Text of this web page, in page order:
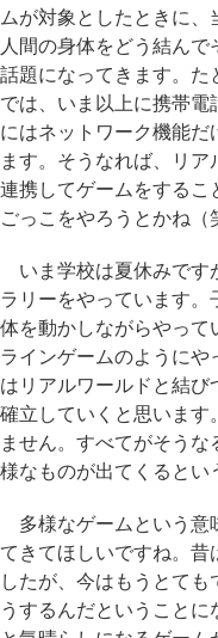
ムが対象としたときに
人間の身体をどう結ん
話題になってきます。た
では、いま以上に携帯電
にはネットワーク機能
ます。そうなれば、リ
連携してゲームをするこ
ごっこをやろうとかね（
いま学校は夏休みです
ラリーをやっています。
体を動かしながらやって
ラインゲームのようにや
はリアルワールドと結び
確立していくと思います
ません。すべてがそう
様なものが出てくるとい
多様なゲームという意
てきてほしいですね。昔
したが、今はもうとて
うするんだということに